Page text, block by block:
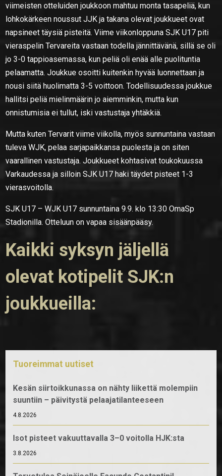
viimeisten otteluiden joukkoon mahtuu monta tasapeliä, kun
lohkokärkeen noussut JJK ja takana olevat joukkueet ovat
napsineet täysiä pisteitä. Viime viikonloppuna SJK U17 piti
vieraspelin Tervareita vastaan todella jännittävänä, sillä se oli
jo 3-0 tappioasemassa, kun peliä oli enää alle puolituntia
pelaamatta. Joukkue osoitti kuitenkin hyvää luonnettaan ja
nousi siitä huolimatta 3-5 voittoon. Todellisuudessa joukkue
hallitsi peliä mielinmäärin jo aiemminkin, mutta kun
onnistumisia ei tullut, iski vastustaja yhtäkkiä.
Mutta kuten Tervarit viime viikolla, myös sunnuntaina vastaan
tuleva WJK, pelaa sarjapaikkansa puolesta ja on siten
vaarallinen vastustaja. Joukkueet kohtasivat toukokuussa
Varkaudessa ja silloin SJK U17 haki täydet pisteet 1-3
vierasvoitolla.
SJK U17 – WJK U17 sunnuntaina 9.9. klo 13:30 OmaSp
Stadionilla. Otteluun on vapaa sisäänpääsy.
Kaikki syksyn jäljellä
olevat kotipelit SJK:n
joukkueilla:
Tuoreimmat uutiset
Kesän siirtoikkunassa on nähty liikettä molempiin
suuntiin – päivitystä pelaajatilanteeseen
4.8.2026
Isot pisteet vakuuttavalla 3–0 voitolla HJK:sta
3.8.2026